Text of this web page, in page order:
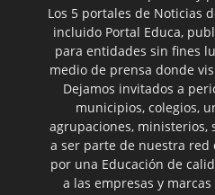
Los 5 portales de Noticias
incluido Portal Educa,
para entidades sin fines
medio de prensa donde
Dejamos invitados a
municipios, colegios,
agrupaciones, ministerios,
a ser parte de nuestra red
por una Educación de
a las empresas y